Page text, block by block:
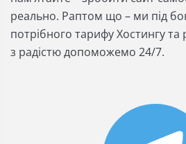
реально. Раптом що – ми під
потрібного тарифу Хостингу та
з радістю допоможемо 24/7.